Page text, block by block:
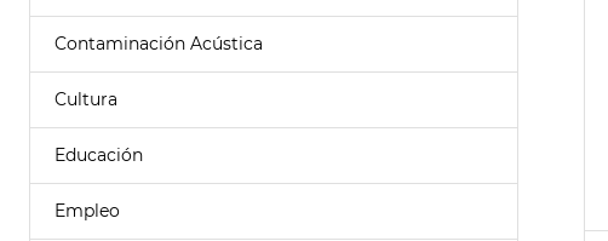
Contaminación Acústica
Cultura
Educación
Empleo